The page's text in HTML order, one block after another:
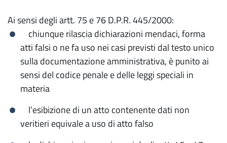
Ai sensi degli artt. 75 e 76 D.P.R. 445/2000:
chiunque rilascia dichiarazioni mendaci, forma
atti falsi o ne fa uso nei casi previsti dal testo unico
sulla documentazione amministrativa, è punito ai
sensi del codice penale e delle leggi speciali in
materia
l’esibizione di un atto contenente dati non
veritieri equivale a uso di atto falso